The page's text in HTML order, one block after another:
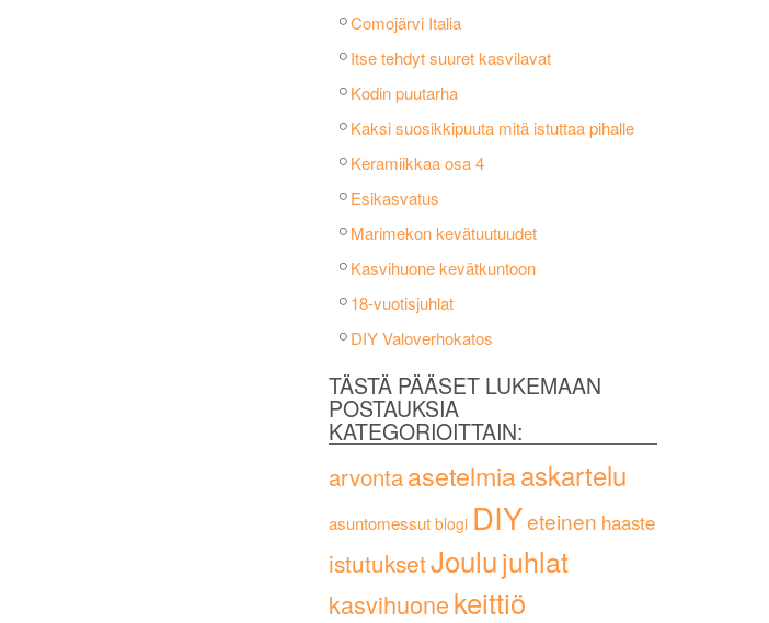
Comojärvi Italia
Itse tehdyt suuret kasvilavat
Kodin puutarha
Kaksi suosikkipuuta mitä istuttaa pihalle
Keramiikkaa osa 4
Esikasvatus
Marimekon kevätuutuudet
Kasvihuone kevätkuntoon
18-vuotisjuhlat
DIY Valoverhokatos
TÄSTÄ PÄÄSET LUKEMAAN
POSTAUKSIA
KATEGORIOITTAIN:
arvontaasetelmiaaskartelu
asuntomessut blogi DIYeteinen haaste
istutuksetJoulujuhlat
kasvihuonekeittiö